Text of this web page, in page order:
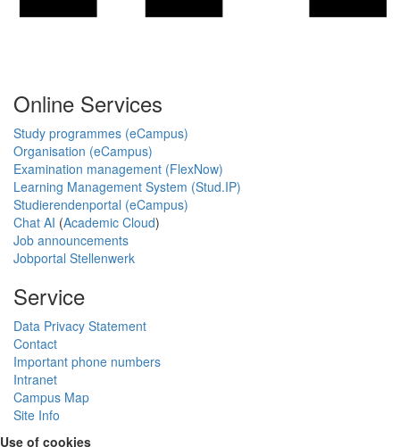
Online Services
Study programmes (eCampus)
Organisation (eCampus)
Examination management (FlexNow)
Learning Management System (Stud.IP)
Studierendenportal (eCampus)
Chat AI (Academic Cloud)
Job announcements
Jobportal Stellenwerk
Service
Data Privacy Statement
Contact
Important phone numbers
Intranet
Campus Map
Site Info
Use of cookies